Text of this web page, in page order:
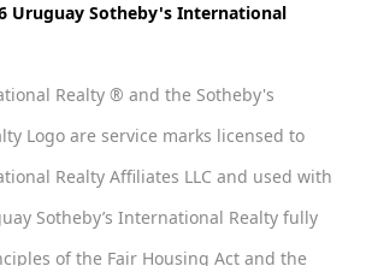
Uruguay Sotheby's International
Realty ® and the Sotheby's
Logo are service marks licensed to
Realty Affiliates LLC and used with
Sotheby’s International Realty fully
of the Fair Housing Act and the